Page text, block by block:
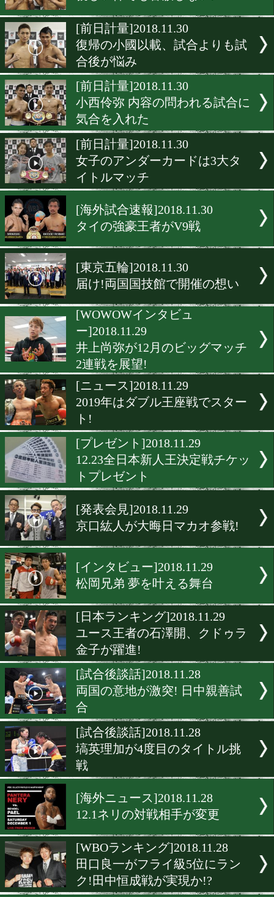
女子ベテラン対決!
[前日計量]2018.11.30
親しい仲でも容赦しない!
[前日計量]2018.11.30
復帰の小國以載、試合より
合後が悩み
[前日計量]2018.11.30
小西伶弥 内容の問われる
[前日計量]2018.11.30
女子のアンダーカードは3
イトルマッチ
[海外試合速報]2018.11.30
タイの強豪王者がV9戦
届け!両国国技館で開催の
[WOWOWインタビュ
井上尚弥が12月のビッグマ
2連戦を展望!
[ニュース]2018.11.29
2019年はダブル王座戦でス
ト!
[プレゼント]2018.11.29
12.23全日本新人王決定戦
トプレゼント
京口紘人が大晦日マカオ参
[インタビュー]2018.11.29
松岡兄弟 夢を叶える舞台
[日本ランキング]2018.11.29
ユース王者の石澤開、クド
金子が躍進!